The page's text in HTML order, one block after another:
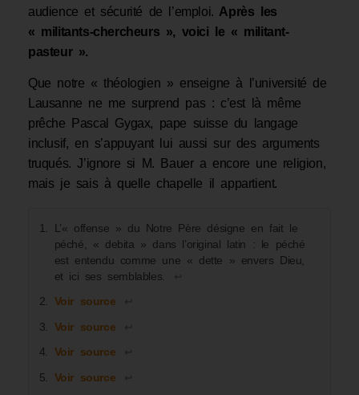
audience et sécurité de l’emploi. Après les
« militants-chercheurs », voici le « militant-
pasteur ».
Que notre « théologien » enseigne à l’université de
Lausanne ne me surprend pas : c’est là même
prêche Pascal Gygax, pape suisse du langage
inclusif, en s’appuyant lui aussi sur des arguments
truqués. J’ignore si M. Bauer a encore une religion,
mais je sais à quelle chapelle il appartient.
L’« offense » du Notre Père désigne en fait le
péché, « debita » dans l’original latin : le péché
est entendu comme une « dette » envers Dieu,
et ici ses semblables.
Voir source
Voir source
Voir source
Voir source